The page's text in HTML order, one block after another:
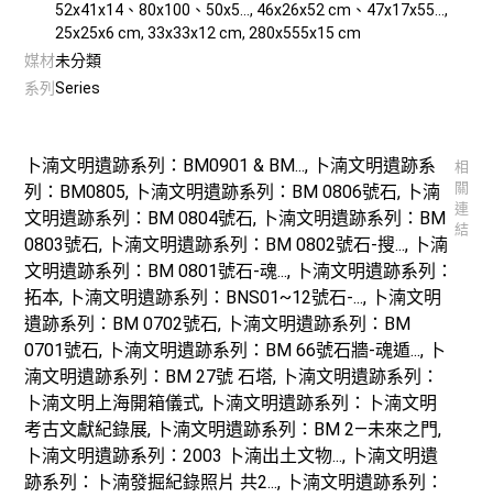
52x41x14、80x100、50x5..., 46x26x52 cm、47x17x55...,
25x25x6 cm, 33x33x12 cm, 280x555x15 cm
媒材未分類
系列Series
卜湳文明遺跡系列：BM0901 & BM..., 卜湳文明遺跡系
列：BM0805, 卜湳文明遺跡系列：BM 0806號石, 卜湳
文明遺跡系列：BM 0804號石, 卜湳文明遺跡系列：BM
0803號石, 卜湳文明遺跡系列：BM 0802號石-搜..., 卜湳
文明遺跡系列：BM 0801號石-魂..., 卜湳文明遺跡系列：
拓本, 卜湳文明遺跡系列：BNS01~12號石-..., 卜湳文明
遺跡系列：BM 0702號石, 卜湳文明遺跡系列：BM
0701號石, 卜湳文明遺跡系列：BM 66號石牆-魂遁..., 卜
湳文明遺跡系列：BM 27號 石塔, 卜湳文明遺跡系列：
卜湳文明上海開箱儀式, 卜湳文明遺跡系列：卜湳文明
考古文獻紀錄展, 卜湳文明遺跡系列：BM 2—未來之門,
卜湳文明遺跡系列：2003 卜湳出土文物..., 卜湳文明遺
跡系列：卜湳發掘紀錄照片 共2..., 卜湳文明遺跡系列：
相
關
連
結